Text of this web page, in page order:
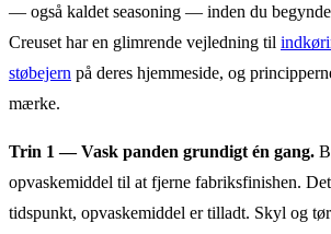
— også kaldet seasoning — inden du
Creuset har en glimrende vejledning til
støbejern på deres hjemmeside, og
mærke.
Trin 1 — Vask panden grundigt én gang.
opvaskemiddel til at fjerne fabriksfinishen. Det
tidspunkt, opvaskemiddel er tilladt. Skyl og